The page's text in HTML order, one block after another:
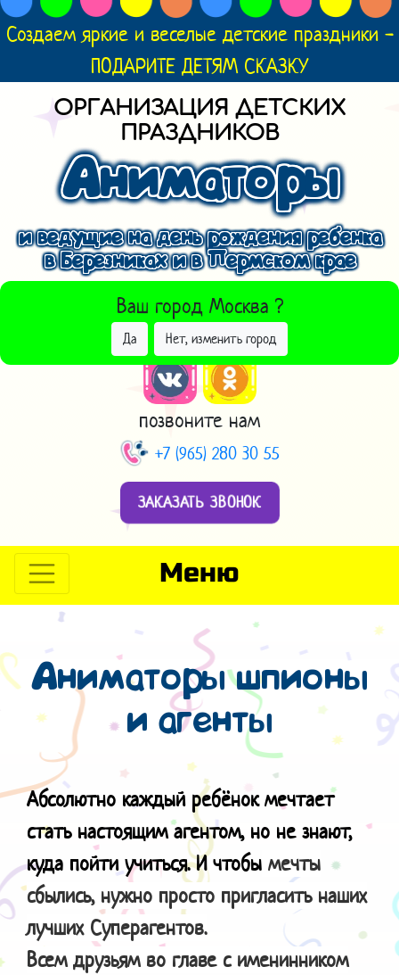
Создаем яркие и веселые детские праздники -
ПОДАРИТЕ ДЕТЯМ СКАЗКУ
ОРГАНИЗАЦИЯ ДЕТСКИХ
ПРАЗДНИКОВ
Аниматоры
и ведущие на день рождения ребенка
в Березниках и в Пермском крае
Ваш город Москва ?
Да Нет, изменить город
ВЫБРАТЬ ДРУГОЙ ГОРОД
позвоните нам
+7 (965) 280 30 55
ЗАКАЗАТЬ ЗВОНОК
Меню
Аниматоры шпионы
и агенты
Абсолютно каждый ребёнок мечтает
стать настоящим агентом, но не знают,
куда пойти учиться. И чтобы мечты
сбылись, нужно просто пригласить наших
лучших Суперагентов.
Всем друзьям во главе с именинником